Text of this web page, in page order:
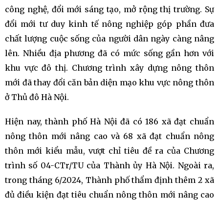
công nghệ, đổi mới sáng tạo, mở rộng thị trường. Sự
đổi mới tư duy kinh tế nông nghiệp góp phần đưa
chất lượng cuộc sống của người dân ngày càng nâng
lên. Nhiều địa phương đã có mức sống gần hơn với
khu vực đô thị. Chương trình xây dựng nông thôn
mới đã thay đổi căn bản diện mạo khu vực nông thôn
ở Thủ đô Hà Nội.
Hiện nay, thành phố Hà Nội đã có 186 xã đạt chuẩn
nông thôn mới nâng cao và 68 xã đạt chuẩn nông
thôn mới kiểu mẫu, vượt chỉ tiêu đề ra của Chương
trình số 04-CTr/TU của Thành ủy Hà Nội. Ngoài ra,
trong tháng 6/2024, Thành phố thẩm định thêm 2 xã
đủ điều kiện đạt tiêu chuẩn nông thôn mới nâng cao